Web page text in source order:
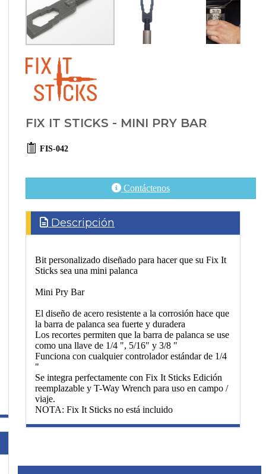
FIX IT STICKS - MINI PRY BAR
FIS-042
Contáctenos
Descripción
Bit personalizado diseñado para hacer que su Fix It
Sticks sea una mini palanca
Mini Pry Bar
El diseño de acero resistente a la corrosión hace que
la barra de palanca sea fuerte y duradera
Los recortes permiten que la barra de palanca se use
como una llave de 1/4 ", 5/16" y 3/8 "
Funciona con cualquier controlador estándar de 1/4
"
Se integra perfectamente con Fix It Sticks Edición
reemplazable y T-Way Wrench para uso en campo /
viaje.
NOTA: Fix It Sticks no está incluido